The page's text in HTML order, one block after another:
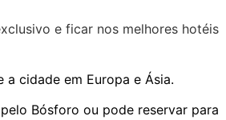
e ficar nos melhores hotéis
cidade em Europa e Ásia.
Bósforo ou pode reservar para